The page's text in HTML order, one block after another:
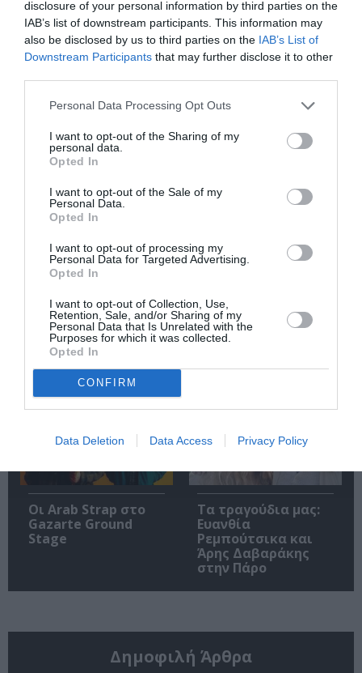
disclosure of your personal information by third parties on the
IAB’s list of downstream participants. This information may
also be disclosed by us to third parties on the IAB’s List of
Downstream Participants that may further disclose it to other
Personal Data Processing Opt Outs
I want to opt-out of the Sharing of my
personal data.
Opted In
I want to opt-out of the Sale of my
Personal Data.
Opted In
I want to opt-out of processing my
Personal Data for Targeted Advertising.
Opted In
I want to opt-out of Collection, Use,
Retention, Sale, and/or Sharing of my
Personal Data that Is Unrelated with the
Purposes for which it was collected.
Opted In
CONFIRM
Data Deletion Data Access Privacy Policy
Mania The Abba
Tribute: Μια
μοναδική συναυλία
στο Christmas
Theater
The Magician’s
Farewell: Οι Uriah
Heep στο Floyd
Οι Arab Strap στο
Gazarte Ground
Stage
Τα τραγούδια μας:
Ευανθία
Ρεμπούτσικα και
Άρης Δαβαράκης
στην Πάρο
Δημοφιλή Άρθρα